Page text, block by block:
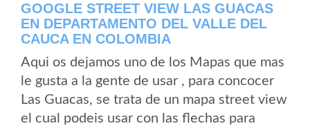
GOOGLE STREET VIEW LAS GUACAS
EN DEPARTAMENTO DEL VALLE DEL
CAUCA EN COLOMBIA
Aqui os dejamos uno de los Mapas que mas
le gusta a la gente de usar , para concocer
Las Guacas, se trata de un mapa street view
el cual podeis usar con las flechas para